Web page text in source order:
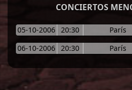
CONCIERTOS
05-10-2006 20:30
París
06-10-2006 20:30 París